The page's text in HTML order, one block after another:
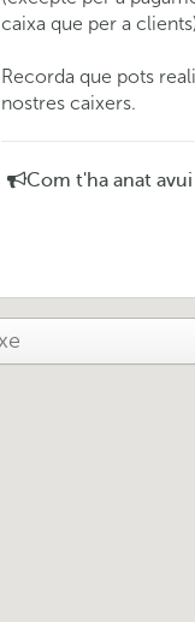
caixa que per a
Recorda que pots
nostres caixers.
Com t'ha anat avui